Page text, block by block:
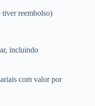
tiver reembolso)
incluindo
com valor por